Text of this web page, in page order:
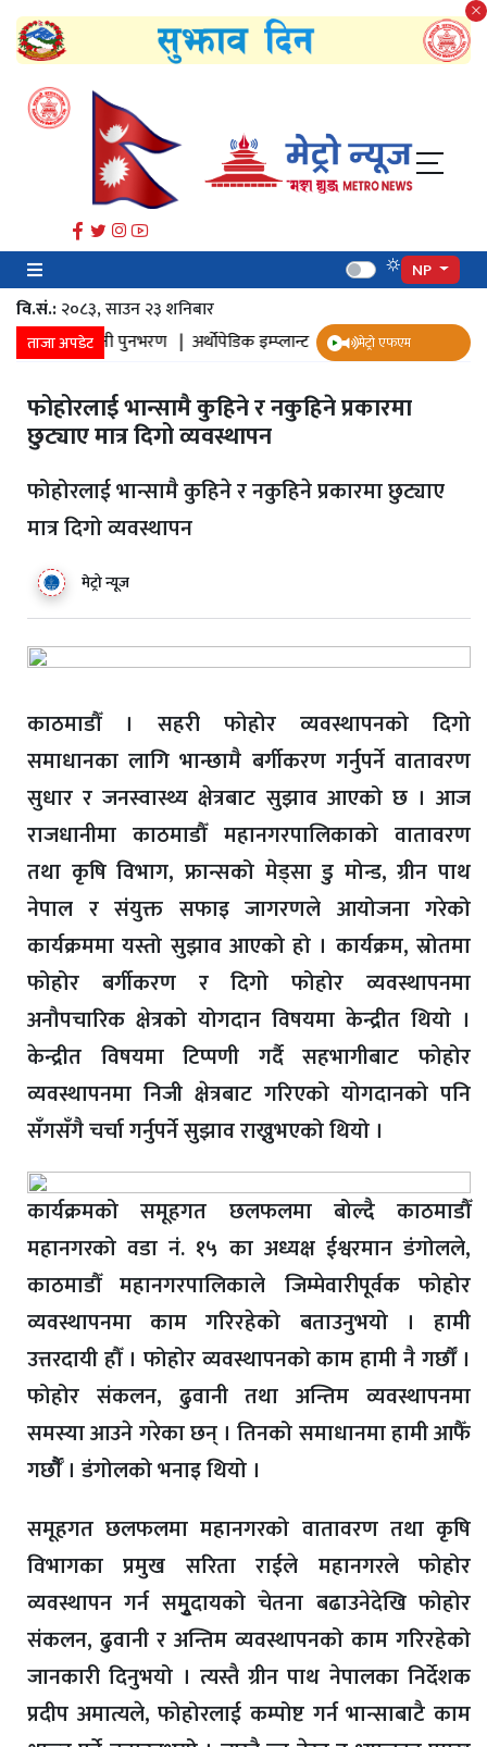
NP
वि.सं.:२०८३, साउन २३ शनिबार
ताजा अपडेट
पानी पुनभरण |अर्थोपेडिक इम्प्लान्ट |ज्येष्ठ नागरिक स्वास्थ्य
मेट्रो एफएम
फोहोरलाई भान्सामै कुहिने र नकुहिने प्रकारमा
छुट्याए मात्र दिगो व्यवस्थापन
फोहोरलाई भान्सामै कुहिने र नकुहिने प्रकारमा छुट्याए
मात्र दिगो व्यवस्थापन
मेट्रो न्यूज
काठमाडौँ । सहरी फोहोर व्यवस्थापनको दिगो
समाधानका लागि भान्छामै बर्गीकरण गर्नुपर्ने वातावरण
सुधार र जनस्वास्थ्य क्षेत्रबाट सुझाव आएको छ । आज
राजधानीमा काठमाडौँ महानगरपालिकाको वातावरण
तथा कृषि विभाग, फ्रान्सको मेड्सा डु मोन्ड, ग्रीन पाथ
नेपाल र संयुक्त सफाइ जागरणले आयोजना गरेको
कार्यक्रममा यस्तो सुझाव आएको हो । कार्यक्रम, स्रोतमा
फोहोर बर्गीकरण र दिगो फोहोर व्यवस्थापनमा
अनौपचारिक क्षेत्रको योगदान विषयमा केन्द्रीत थियो ।
केन्द्रीत विषयमा टिप्पणी गर्दै सहभागीबाट फोहोर
व्यवस्थापनमा निजी क्षेत्रबाट गरिएको योगदानको पनि
सँगसँगै चर्चा गर्नुपर्ने सुझाव राख्नुभएको थियो ।
कार्यक्रमको समूहगत छलफलमा बोल्दै काठमाडौँ
महानगरको वडा नं. १५ का अध्यक्ष ईश्वरमान डंगोलले,
काठमाडौँ महानगरपालिकाले जिम्मेवारीपूर्वक फोहोर
व्यवस्थापनमा काम गरिरहेको बताउनुभयो । हामी
उत्तरदायी हौँ । फोहोर व्यवस्थापनको काम हामी नै गर्छौँ ।
फोहोर संकलन, ढुवानी तथा अन्तिम व्यवस्थापनमा
समस्या आउने गरेका छन् । तिनको समाधानमा हामी आफैँ
गर्छौैँ । डंगोलको भनाइ थियो ।
समूहगत छलफलमा महानगरको वातावरण तथा कृषि
विभागका प्रमुख सरिता राईले महानगरले फोहोर
व्यवस्थापन गर्न समुृदायको चेतना बढाउनेदेखि फोहोर
संकलन, ढुवानी र अन्तिम व्यवस्थापनको काम गरिरहेको
जानकारी दिनुभयो । त्यस्तै ग्रीन पाथ नेपालका निर्देशक
प्रदीप अमात्यले, फोहोरलाई कम्पोष्ट गर्न भान्साबाटै काम